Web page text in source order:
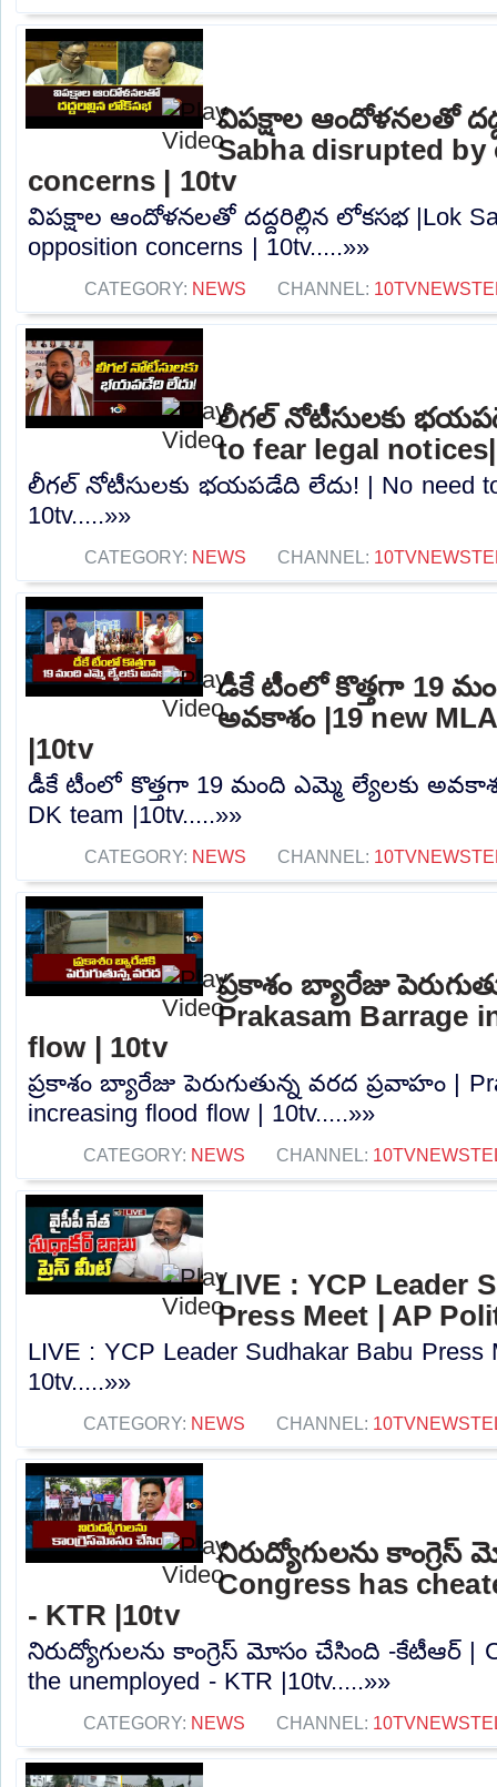
విపక్షాల ఆందోళనలతో
Sabha disrupted
concerns | 10tv
విపక్షాల ఆందోళనలతో దద్దరిల్లిన లోకసభ |Lok
opposition concerns | 10tv.....»»
CATEGORY: NEWS CHANNEL:
లీగల్ నోటీసులకు
to fear legal
లీగల్ నోటీసులకు భయపడేది లేదు! | No need to
10tv.....»»
CATEGORY: NEWS CHANNEL:
డీకే టీంలో కొత్తగా 19
అవకాశం |19 new
|10tv
డీకే టీంలో కొత్తగా 19 మంది ఎమ్మె ల్యేలకు
DK team |10tv.....»»
CATEGORY: NEWS CHANNEL:
ప్రకాశం బ్యారేజు
Prakasam Barrage
flow | 10tv
ప్రకాశం బ్యారేజు పెరుగుతున్న వరద ప్రవాహం |
increasing flood flow | 10tv.....»»
CATEGORY: NEWS CHANNEL:
LIVE : YCP Leader
Press Meet | AP
LIVE : YCP Leader Sudhakar Babu Press
10tv.....»»
CATEGORY: NEWS CHANNEL:
నిరుద్యోగులను
Congress has
- KTR |10tv
నిరుద్యోగులను కాంగ్రెస్ మోసం చేసింది -కేటీఆర్ |
the unemployed - KTR |10tv.....»»
CATEGORY: NEWS CHANNEL: